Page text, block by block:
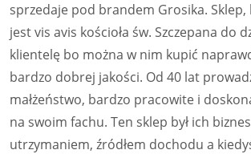
sprzedaje pod brandem Grosika.
jest vis avis kościoła św. Szczepana do
klientelę bo można w nim kupić
bardzo dobrej jakości. Od 40 lat
małżeństwo, bardzo pracowite i
na swoim fachu. Ten sklep był ich
utrzymaniem, źródłem dochodu a